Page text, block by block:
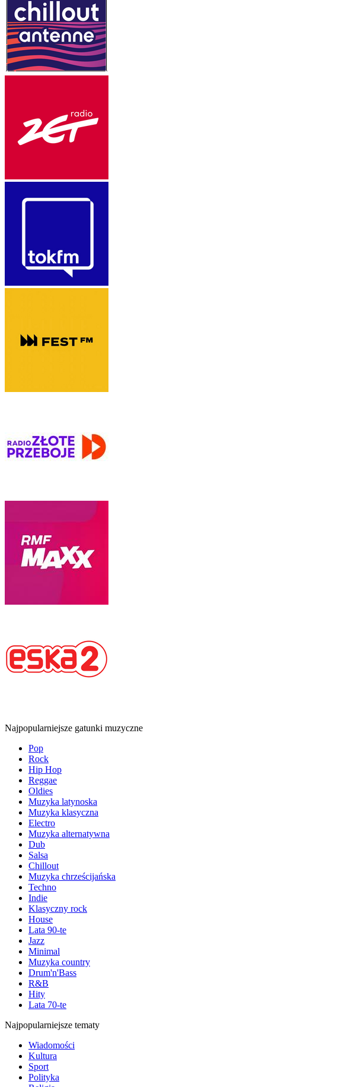
Najpopularniejsze gatunki muzyczne
Pop
Rock
Hip Hop
Reggae
Oldies
Muzyka latynoska
Muzyka klasyczna
Electro
Muzyka alternatywna
Dub
Salsa
Chillout
Muzyka chrześcijańska
Techno
Indie
Klasyczny rock
House
Lata 90-te
Jazz
Minimal
Muzyka country
Drum'n'Bass
R&B
Hity
Lata 70-te
Najpopularniejsze tematy
Wiadomości
Kultura
Sport
Polityka